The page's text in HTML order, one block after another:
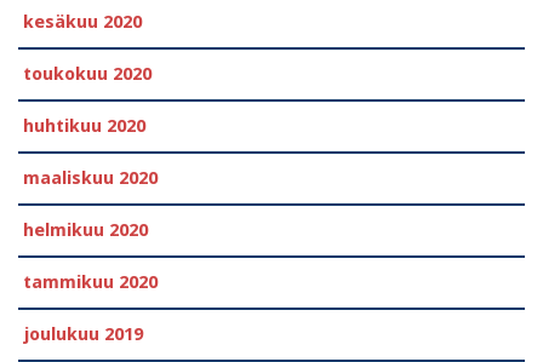
kesäkuu 2020
toukokuu 2020
huhtikuu 2020
maaliskuu 2020
helmikuu 2020
tammikuu 2020
joulukuu 2019